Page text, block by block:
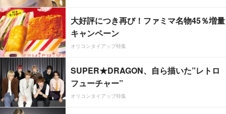
大好評につき再び！ファミマ名物45％増量
キャンペーン
オリコンタイアップ特集
SUPER★DRAGON、自ら描いた”レトロ
フューチャー”
オリコンタイアップ特集